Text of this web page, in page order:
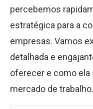
percebemos
estratégica para a
empresas. Vamos
detalhada e
oferecer e como ela
mercado de trabalho.